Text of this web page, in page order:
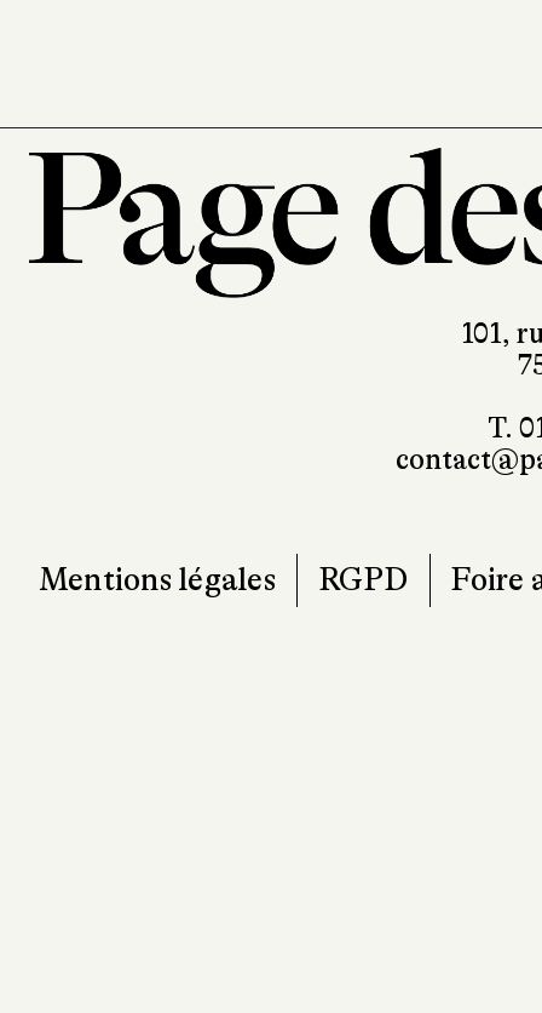
101,
T.
Mentions légales RGPD Foire